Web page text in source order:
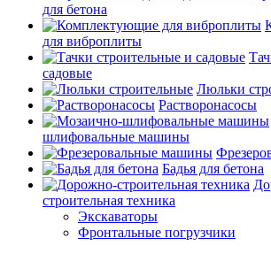
для бетона
для виброплиты
садовые
Люльки
Растворонасосы
шлифовальные машины
Бадья для бетона
строительная техника
Экскаваторы
Фронтальные погрузчики